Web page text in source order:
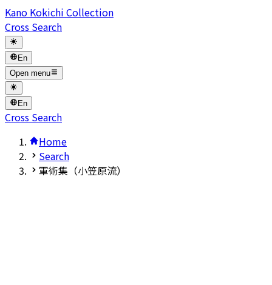
Kano Kokichi Collection
Cross Search
En
Open menu
En
Cross Search
Home
Search
軍術集（小笠原流）